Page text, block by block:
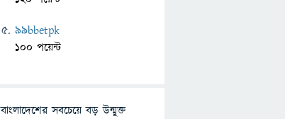
99bbetpk
100 পয়েন্ট
বাংলাদেশের সবচেয়ে বড় উন্মুক্ত